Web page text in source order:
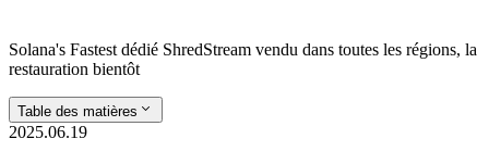
Solana's Fastest dédié ShredStream vendu dans toutes les régions, la
restauration bientôt
Table des matières
2025.06.19